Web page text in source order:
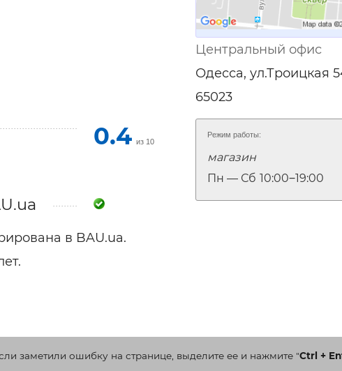
Кирпич, цемент,
щебень и др.
Работа в
Резюме
0.4 из 10
в BAU.ua.
Центральный офис
Одесса, ул.Троицкая
65023
Режим работы:
магазин
Пн — Сб 10:00‒19:00
заметили ошибку на странице, выделите ее и нажмите"Ctrl +